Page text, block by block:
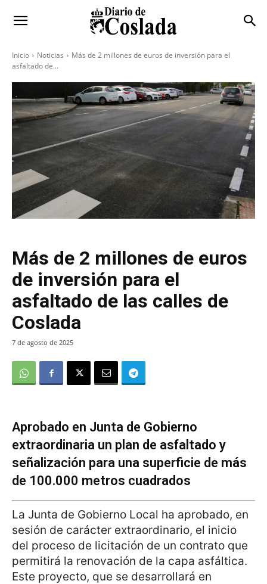
Inicio Noticias
Más de 2 millones de euros de inversión para el
asfaltado de...
Más de 2 millones de euros
de inversión para el
asfaltado de las calles de
Coslada
7 de agosto de 2025
Aprobado en Junta de Gobierno
extraordinaria un plan de asfaltado y
señalización para una superficie de más
de 100.000 metros cuadrados
La Junta de Gobierno Local ha aprobado, en
sesión de carácter extraordinario, el inicio
del proceso de licitación de un contrato que
permitirá la renovación de la capa asfáltica.
Este proyecto, que se desarrollará en